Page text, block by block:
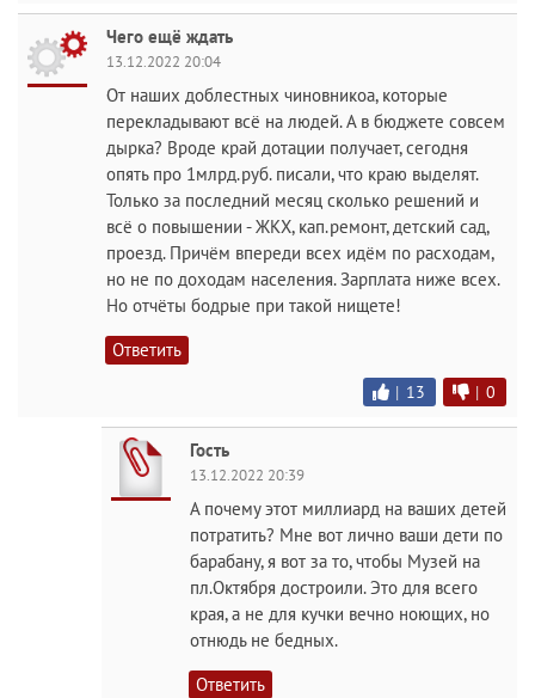
Чего ещё ждать
13.12.2022 20:04
От наших доблестных чиновникоа, которые
перекладывают всё на людей. А в бюджете совсем
дырка? Вроде край дотации получает, сегодня
опять про 1млрд.руб. писали, что краю выделят.
Только за последний месяц сколько решений и
всё о повышении - ЖКХ, кап.ремонт, детский сад,
проезд. Причём впереди всех идём по расходам,
но не по доходам населения. Зарплата ниже всех.
Но отчёты бодрые при такой нищете!
Ответить
| 13 | 0
Гость
13.12.2022 20:39
А почему этот миллиард на ваших детей
потратить? Мне вот лично ваши дети по
барабану, я вот за то, чтобы Музей на
пл.Октября достроили. Это для всего
края, а не для кучки вечно ноющих, но
отнюдь не бедных.
Ответить